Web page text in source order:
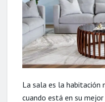
La sala es la habitación
cuando está en su